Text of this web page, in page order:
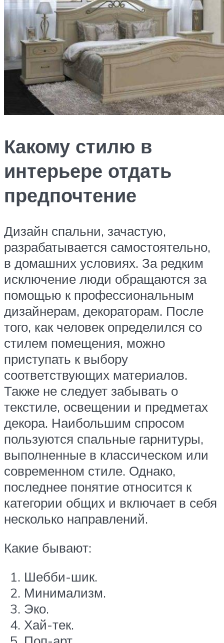
Какому стилю в
интерьере отдать
предпочтение
Дизайн спальни, зачастую,
разрабатывается самостоятельно,
в домашних условиях. За редким
исключение люди обращаются за
помощью к профессиональным
дизайнерам, декораторам. После
того, как человек определился со
стилем помещения, можно
приступать к выбору
соответствующих материалов.
Также не следует забывать о
текстиле, освещении и предметах
декора. Наибольшим спросом
пользуются спальные гарнитуры,
выполненные в классическом или
современном стиле. Однако,
последнее понятие относится к
категории общих и включает в себя
несколько направлений.
Какие бывают:
Шебби-шик.
Минимализм.
Эко.
Хай-тек.